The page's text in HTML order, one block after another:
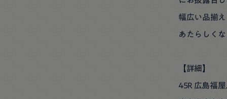
幅広い品揃
あたらしく
【詳細】
45R 広島福